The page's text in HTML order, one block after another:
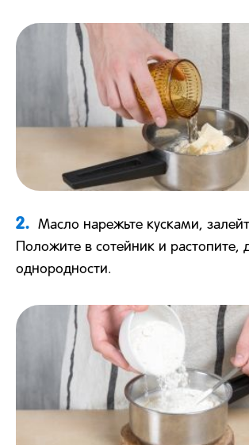
2.
Масло нарежьте кусками,
Положите в сотейник и растопите,
однородности.